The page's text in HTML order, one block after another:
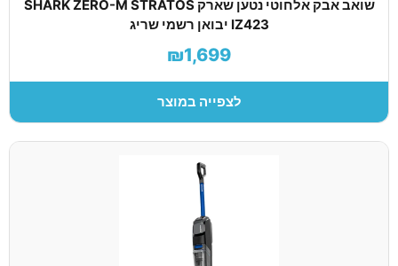
שואב אבק אלחוטי נטען שארק SHARK ZERO-M STRATOS
IZ423 יבואן רשמי שריג
₪1,699
לצפייה במוצר